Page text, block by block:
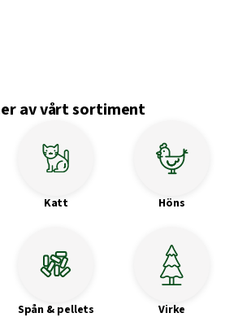
av vårt sortiment
Katt Höns
Spån & pellets Virke